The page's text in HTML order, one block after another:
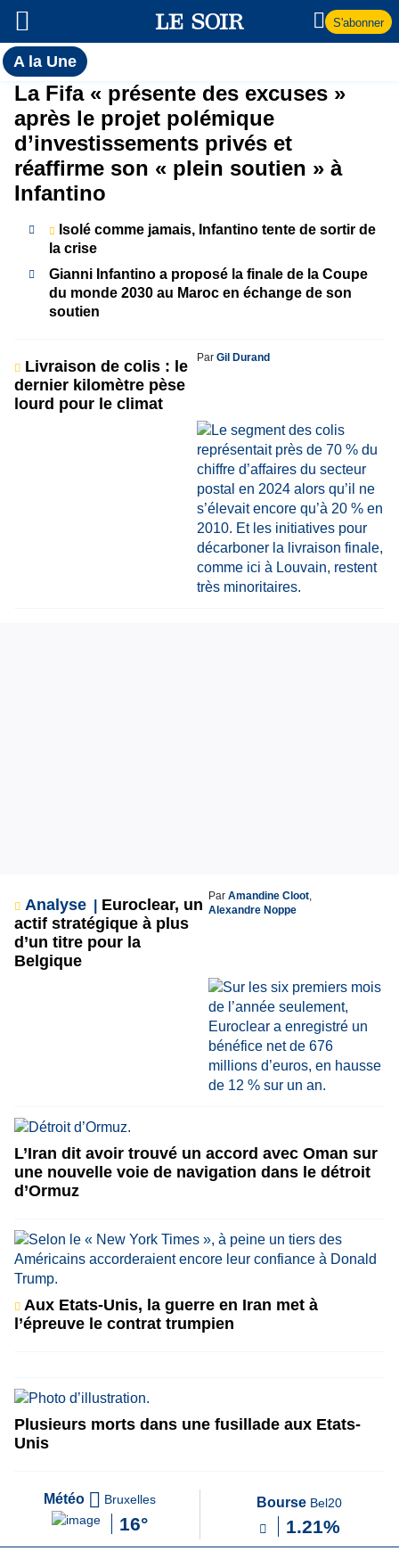
S'abonner
A la UneToutes
l'actualité
du Soir
A
la
Une
La Fifa « présente des excuses »
après le projet polémique
d’investissements privés et
réaffirme son « plein soutien » à
Infantino
Isolé comme jamais, Infantino tente de sortir de
la crise
Gianni Infantino a proposé la finale de la Coupe
du monde 2030 au Maroc en échange de son
soutien
Livraison de colis : le
dernier kilomètre pèse
lourd pour le climat
Par Gil Durand
Analyse
Euroclear, un
actif stratégique à plus
d’un titre pour la
Belgique
Par Amandine Cloot,
Alexandre Noppe
L’Iran dit avoir trouvé un accord avec Oman sur
une nouvelle voie de navigation dans le détroit
d’Ormuz
Aux Etats-Unis, la guerre en Iran met à
l’épreuve le contrat trumpien
Plusieurs morts dans une fusillade aux Etats-
Unis
Météo Bruxelles
16°
Bourse Bel20
1.21%